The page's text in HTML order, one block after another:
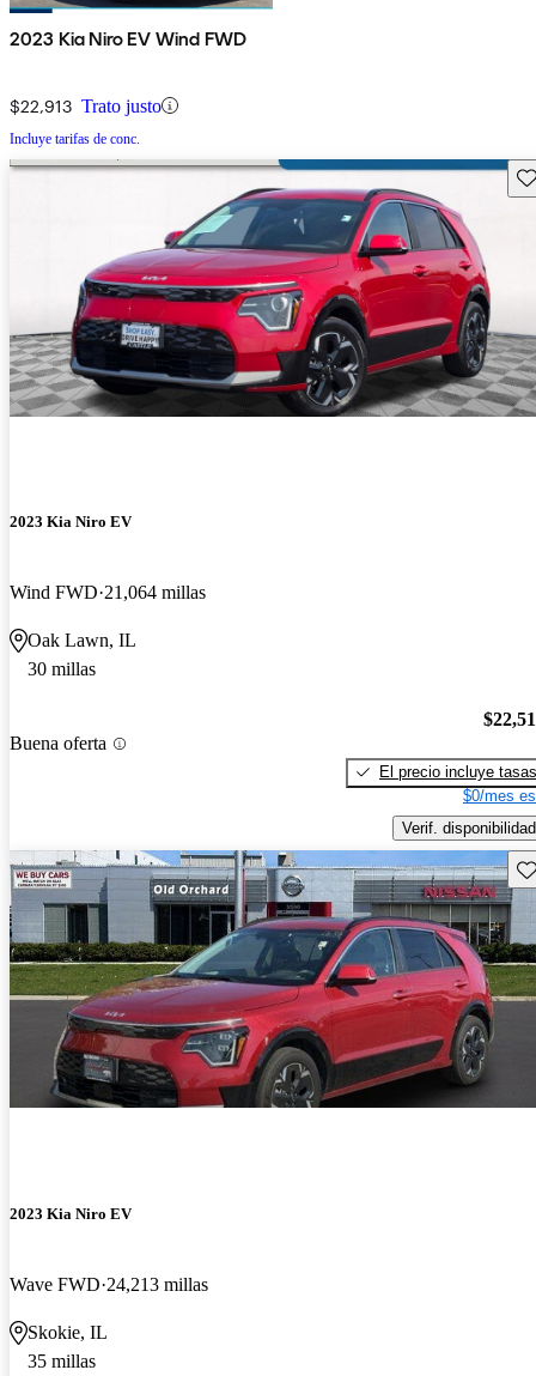
2023 Kia Niro EV Wind FWD
$22,913 Trato justo
Incluye tarifas de conc.
2023 Kia Niro EV
Wind FWD 21,064 millas
Oak Lawn, IL
30 millas
Buena oferta
El precio incluye tasas
$0/mes
Verif. disponibilidad
2023 Kia Niro EV
Wave FWD 24,213 millas
Skokie, IL
35 millas